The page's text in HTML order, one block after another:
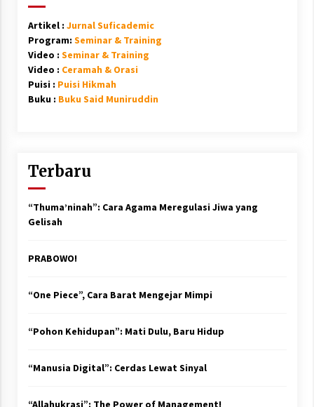
Artikel : Jurnal Suficademic
Program: Seminar & Training
Video : Seminar & Training
Video : Ceramah & Orasi
Puisi : Puisi Hikmah
Buku : Buku Said Muniruddin
Terbaru
“Thuma’ninah”: Cara Agama Meregulasi Jiwa yang
Gelisah
PRABOWO!
“One Piece”, Cara Barat Mengejar Mimpi
“Pohon Kehidupan”: Mati Dulu, Baru Hidup
“Manusia Digital”: Cerdas Lewat Sinyal
“Allahukrasi”: The Power of Management!